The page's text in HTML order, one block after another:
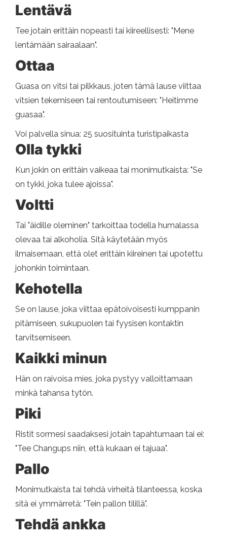
Lentävä
Tee jotain erittäin nopeasti tai kiireellisesti: "Mene
lentämään sairaalaan".
Ottaa
Guasa on vitsi tai pilkkaus, joten tämä lause viittaa
vitsien tekemiseen tai rentoutumiseen: "Heitimme
guasaa".
Voi palvella sinua: 25 suosituinta turistipaikasta
Olla tykki
Kun jokin on erittäin vaikeaa tai monimutkaista: "Se
on tykki, joka tulee ajoissa".
Voltti
Tai "äidille oleminen" tarkoittaa todella humalassa
olevaa tai alkoholia. Sitä käytetään myös
ilmaisemaan, että olet erittäin kiireinen tai upotettu
johonkin toimintaan.
Kehotella
Se on lause, joka viittaa epätoivoisesti kumppanin
pitämiseen, sukupuolen tai fyysisen kontaktin
tarvitsemiseen.
Kaikki minun
Hän on raivoisa mies, joka pystyy valloittamaan
minkä tahansa tytön.
Piki
Ristit sormesi saadaksesi jotain tapahtumaan tai ei:
"Tee Changups niin, että kukaan ei tajuaa".
Pallo
Monimutkaista tai tehdä virheitä tilanteessa, koska
sitä ei ymmärretä: "Tein pallon tilillä".
Tehdä ankka